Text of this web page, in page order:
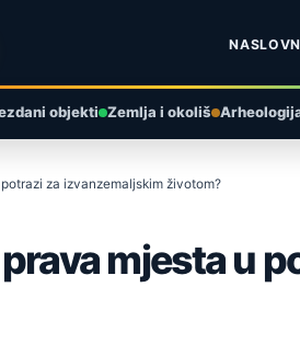
objekti Zemlja i okoliš
za izvanzemaljskim životom?
mjesta u